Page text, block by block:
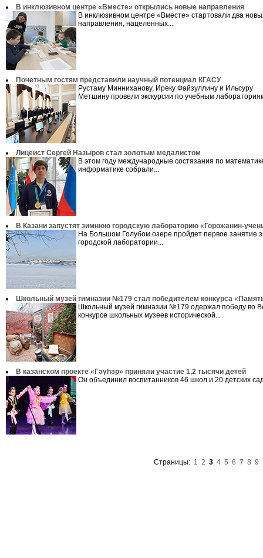
В инклюзивном центре «Вместе» открылись новые направления
В инклюзивном центре «Вместе» стартовали два
направления, нацеленных...
Почетным гостям представили научный потенциал КГАСУ
Рустаму Минниханову, Иреку Файзуллину и Ильсуру
Метшину провели экскурсии по учебным
Лицеист Сергей Назыров стал золотым медалистом
В этом году международные состязания по
информатике собрали...
В Казани запустят зимнюю городскую лабораторию «Горожанин-
На Большом Голубом озере пройдет первое занятие
городской лаборатории...
Школьный музей гимназии №179 стал победителем конкурса
Школьный музей гимназии №179 одержал победу во
конкурсе школьных музеев исторической...
В казанском проекте «Гәүһәр» приняли участие 1,2 тысячи детей
Он объединил воспитанников 46 школ и 20 детских
Страницы: 1 2 3 4 5 6 7 8 9